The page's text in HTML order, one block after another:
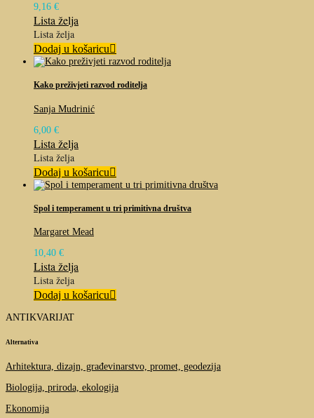
9,16 €
Lista želja
Lista želja
Dodaj u košaricu
Kako preživjeti razvod roditelja
Sanja Mudrinić
6,00 €
Lista želja
Lista želja
Dodaj u košaricu
Spol i temperament u tri primitivna društva
Margaret Mead
10,40 €
Lista želja
Lista želja
Dodaj u košaricu
ANTIKVARIJAT
Alternativa
Arhitektura, dizajn, građevinarstvo, promet, geodezija
Biologija, priroda, ekologija
Ekonomija